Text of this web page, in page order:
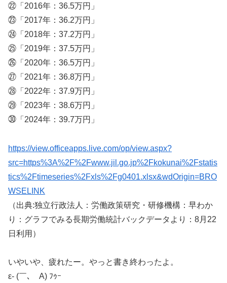
㉒「2016年：36.5万円」
㉓「2017年：36.2万円」
㉔「2018年：37.2万円」
㉕「2019年：37.5万円」
㉖「2020年：36.5万円」
㉗「2021年：36.8万円」
㉘「2022年：37.9万円」
㉙「2023年：38.6万円」
㉚「2024年：39.7万円」
https://view.officeapps.live.com/op/view.aspx?
src=https%3A%2F%2Fwww.jil.go.jp%2Fkokunai%2Fstatis
tics%2Ftimeseries%2Fxls%2Fg0401.xlsx&wdOrigin=BRO
WSELINK
（出典:独立行政法人：労働政策研究・研修機構：早わか
り：グラフでみる長期労働統計バックデータより：8月22
日利用）
いやいや、疲れたー。やっと書き終わったよ。
ε- (￣､￣A) ﾌｩｰ